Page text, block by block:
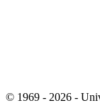
© 1969 - 2026 -